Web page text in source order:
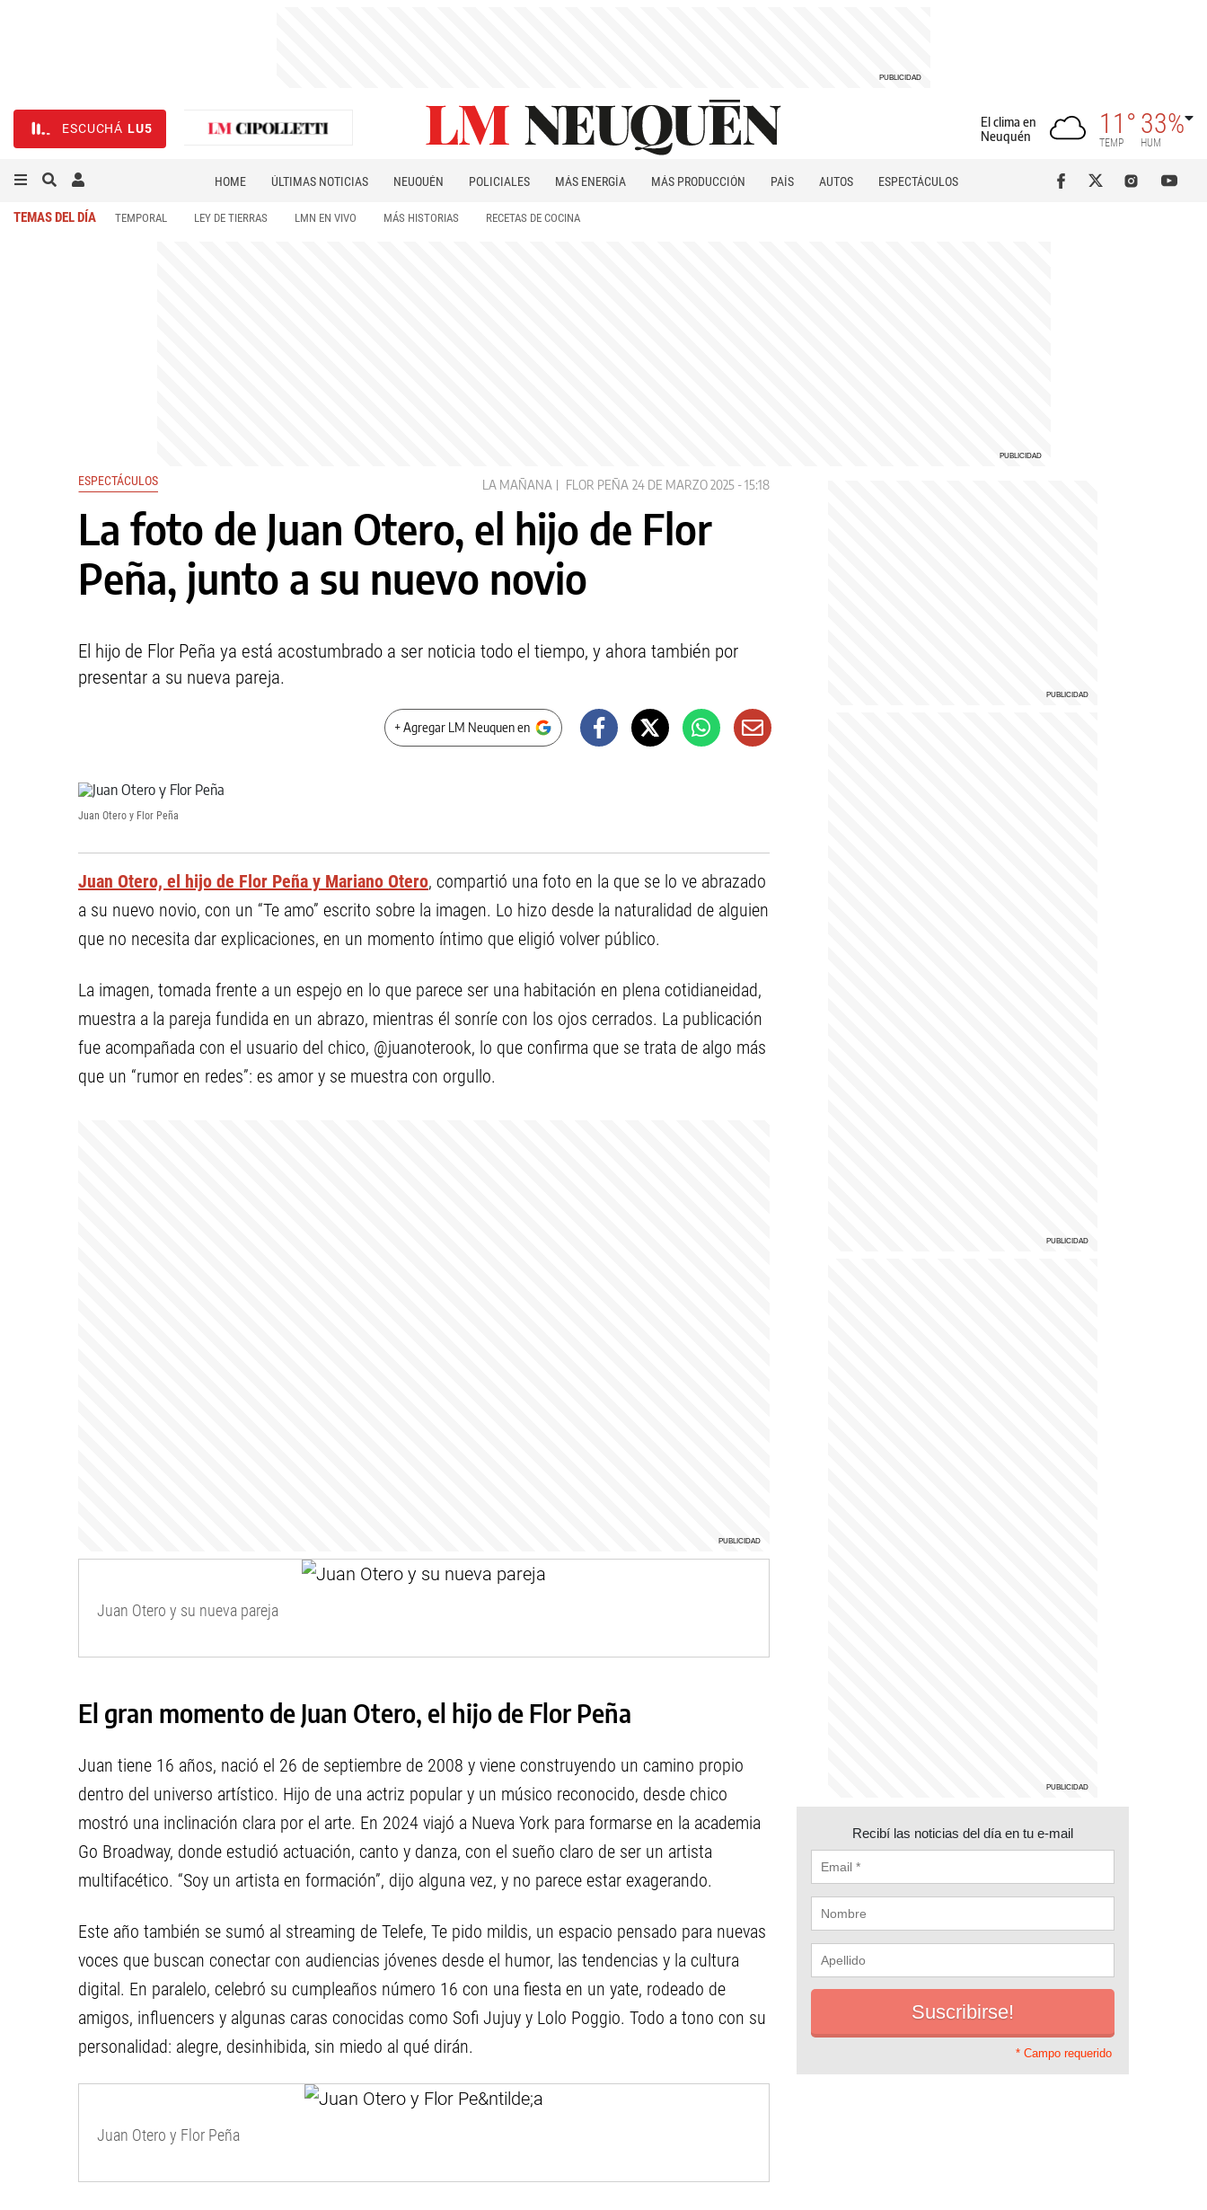
ESCUCHÁ LU5
El clima en
Neuquén
11°
TEMP
33%
HUM
HOME ÚLTIMAS NOTICIAS NEUQUÉN POLICIALES MÁS ENERGÍA MÁS PRODUCCIÓN PAÍS AUTOS
ESPECTÁCULOS
TEMAS DEL DÍA TEMPORAL LEY DE TIERRAS LMN EN VIVO MÁS HISTORIAS RECETAS DE COCINA
ESPECTÁCULOS LA MAÑANA FLOR PEÑA 24 DE MARZO 2025 - 15:18
La foto de Juan Otero, el hijo de Flor
Peña, junto a su nuevo novio
El hijo de Flor Peña ya está acostumbrado a ser noticia todo el tiempo, y ahora también por
presentar a su nueva pareja.
+ Agregar LM Neuquen en
Juan Otero y Flor Peña
Juan Otero, el hijo de Flor Peña y Mariano Otero, compartió una foto en la que se lo ve abrazado
a su nuevo novio, con un “Te amo” escrito sobre la imagen. Lo hizo desde la naturalidad de alguien
que no necesita dar explicaciones, en un momento íntimo que eligió volver público.
La imagen, tomada frente a un espejo en lo que parece ser una habitación en plena cotidianeidad,
muestra a la pareja fundida en un abrazo, mientras él sonríe con los ojos cerrados. La publicación
fue acompañada con el usuario del chico, @juanoterook, lo que confirma que se trata de algo más
que un “rumor en redes”: es amor y se muestra con orgullo.
Juan Otero y su nueva pareja
El gran momento de Juan Otero, el hijo de Flor Peña
Juan tiene 16 años, nació el 26 de septiembre de 2008 y viene construyendo un camino propio
dentro del universo artístico. Hijo de una actriz popular y un músico reconocido, desde chico
mostró una inclinación clara por el arte. En 2024 viajó a Nueva York para formarse en la academia
Go Broadway, donde estudió actuación, canto y danza, con el sueño claro de ser un artista
multifacético. “Soy un artista en formación”, dijo alguna vez, y no parece estar exagerando.
Este año también se sumó al streaming de Telefe, Te pido mildis, un espacio pensado para nuevas
voces que buscan conectar con audiencias jóvenes desde el humor, las tendencias y la cultura
digital. En paralelo, celebró su cumpleaños número 16 con una fiesta en un yate, rodeado de
amigos, influencers y algunas caras conocidas como Sofi Jujuy y Lolo Poggio. Todo a tono con su
personalidad: alegre, desinhibida, sin miedo al qué dirán.
Juan Otero y Flor Peña
Recibí las noticias del día en tu e-mail
* Campo requerido